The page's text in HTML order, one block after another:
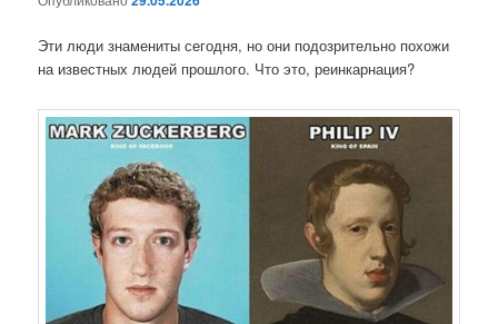
Эти люди знамениты сегодня, но они подозрительно похожи
на известных людей прошлого. Что это, реинкарнация?